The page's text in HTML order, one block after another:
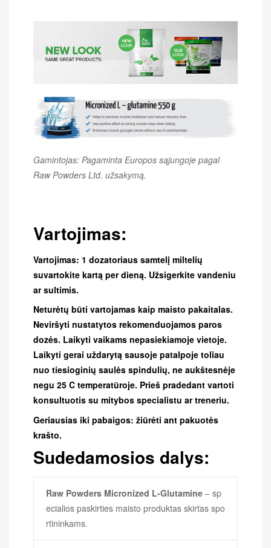
Gamintojas: Pagaminta Europos sąjungoje pagal
Raw Powders Ltd. užsakymą.
Vartojimas:
Vartojimas: 1 dozatoriaus samtelį miltelių
suvartokite kartą per dieną. Užsigerkite vandeniu
ar sultimis.
Neturėtų būti vartojamas kaip maisto pakaitalas.
Neviršyti nustatytos rekomenduojamos paros
dozės. Laikyti vaikams nepasiekiamoje vietoje.
Laikyti gerai uždarytą sausoje patalpoje toliau
nuo tiesioginių saulės spindulių, ne aukštesnėje
negu 25 C temperatūroje. Prieš pradedant vartoti
konsultuotis su mitybos specialistu ar treneriu.
Geriausias iki pabaigos: žiūrėti ant pakuotės
krašto.
Sudedamosios dalys:
Raw Powders Micronized L-Glutamine– sp
ecialios paskirties maisto produktas skirtas spo
rtininkams.